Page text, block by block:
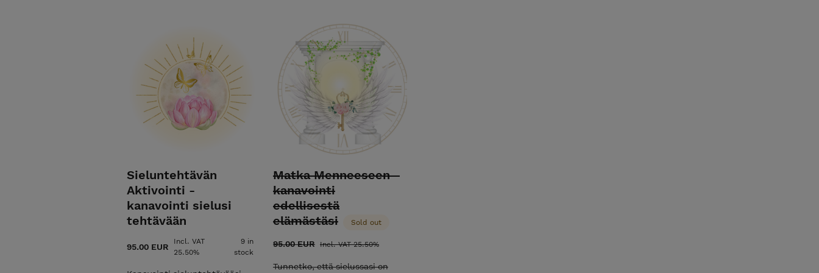
Kulje omaa matkaasi lempeydellä – oikea seuraava askel löytyy usein silloin,
kun pysähdymme hetkeksi kuuntelemaan. 💗
Sieluntehtävän
Aktivointi -
kanavointi sielusi
tehtävään
95.00 EUR
Incl. VAT
25.50%
9 in
stock
Matka Menneeseen -
kanavointi
edellisestä
elämästäsi
Sold out
95.00 EUR Incl. VAT 25.50%
Tunnetko, että sielussasi on